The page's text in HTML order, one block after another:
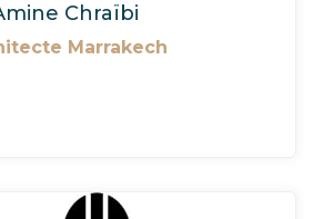
Chraïbi
Marrakech